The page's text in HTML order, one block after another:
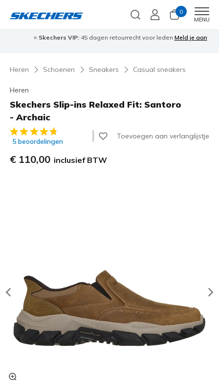
0
MENU
Skechers VIP:45 dagen retourrecht voor ledenMeld je aan⭐
Heren Schoenen Sneakers Casual sneakers
Heren
Skechers Slip-ins Relaxed Fit: Santoro
- Archaic
4 van de 5 klantbeoordelingen
5 beoordelingen
Toevoegen aan verlanglijstje
€ 110,00 inclusief BTW